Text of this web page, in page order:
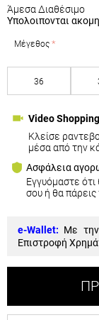
Άμεσα Διαθέσιμο
Υπολοιπονται ακομη
Μέγεθος
36
Video
Κλείσε
μέσα από την
Ασφάλεια
Εγγυόμαστε
σου ή θα
e-Wallet: Με
Επιστροφή